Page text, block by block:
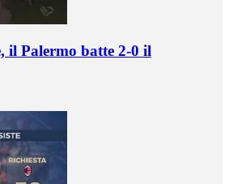
il Palermo batte 2-0 il